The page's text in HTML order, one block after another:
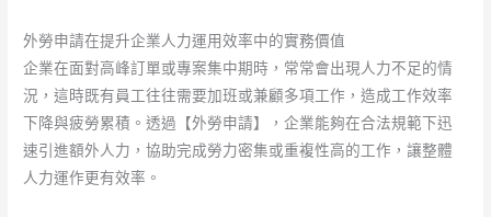
外勞申請在提升企業人力運用效率中的實務價值
企業在面對高峰訂單或專案集中期時，常常會出現人力不足的情
況，這時既有員工往往需要加班或兼顧多項工作，造成工作效率
下降與疲勞累積。透過【外勞申請】，企業能夠在合法規範下迅
速引進額外人力，協助完成勞力密集或重複性高的工作，讓整體
人力運作更有效率。